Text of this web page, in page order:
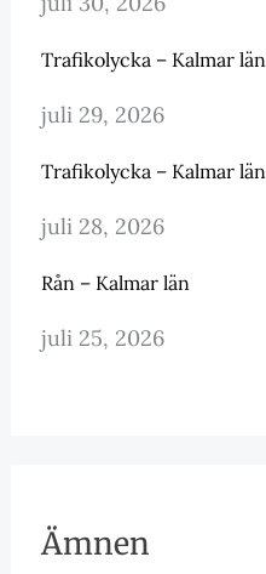
Trafikolycka – Kalmar län
juli 29, 2026
Trafikolycka – Kalmar län
juli 28, 2026
Rån – Kalmar län
juli 25, 2026
Ämnen